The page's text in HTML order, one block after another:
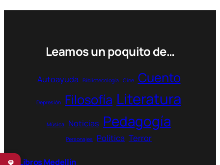
t
h
o
g
6
1
Leamos un poquito de…
Autoayuda Bibliotecología Cine Cuento
Depresión Filosofía Literatura
Música Noticias Pedagogía
Personajes Política Terror
Libros Medellín